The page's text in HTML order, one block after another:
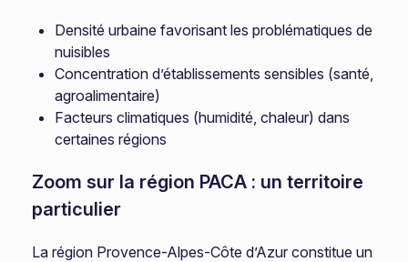
Densité urbaine favorisant les problématiques de
nuisibles
Concentration d’établissements sensibles (santé,
agroalimentaire)
Facteurs climatiques (humidité, chaleur) dans
certaines régions
Zoom sur la région PACA : un territoire
particulier
La région Provence-Alpes-Côte d’Azur constitue un